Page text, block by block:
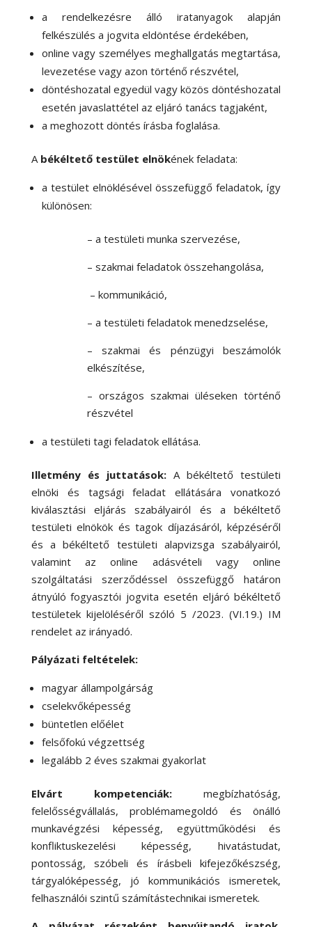
a rendelkezésre álló iratanyagok alapján
felkészülés a jogvita eldöntése érdekében,
online vagy személyes meghallgatás megtartása,
levezetése vagy azon történő részvétel,
döntéshozatal egyedül vagy közös döntéshozatal
esetén javaslattétel az eljáró tanács tagjaként,
a meghozott döntés írásba foglalása.
A békéltető testület elnökének feladata:
a testület elnöklésével összefüggő feladatok, így
különösen:
– a testületi munka szervezése,
– szakmai feladatok összehangolása,
– kommunikáció,
– a testületi feladatok menedzselése,
– szakmai és pénzügyi beszámolók
elkészítése,
– országos szakmai üléseken történő
részvétel
a testületi tagi feladatok ellátása.
Illetmény és juttatások:A békéltető testületi
elnöki és tagsági feladat ellátására vonatkozó
kiválasztási eljárás szabályairól és a békéltető
testületi elnökök és tagok díjazásáról, képzéséről
és a békéltető testületi alapvizsga szabályairól,
valamint az online adásvételi vagy online
szolgáltatási szerződéssel összefüggő határon
átnyúló fogyasztói jogvita esetén eljáró békéltető
testületek kijelöléséről szóló 5 /2023. (VI.19.) IM
rendelet az irányadó.
Pályázati feltételek:
magyar állampolgárság
cselekvőképesség
büntetlen előélet
felsőfokú végzettség
legalább 2 éves szakmai gyakorlat
Elvárt kompetenciák:megbízhatóság,
felelősségvállalás, problémamegoldó és önálló
munkavégzési képesség, együttműködési és
konfliktuskezelési képesség, hivatástudat,
pontosság, szóbeli és írásbeli kifejezőkészség,
tárgyalóképesség, jó kommunikációs ismeretek,
felhasználói szintű számítástechnikai ismeretek.